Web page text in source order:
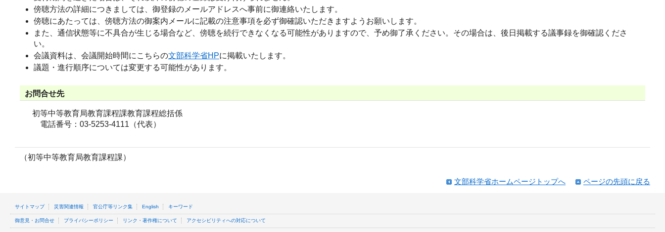
傍聴方法の詳細につきましては、御登録のメールアドレスへ事前に御連絡いたします。
傍聴にあたっては、傍聴方法の御案内メールに記載の注意事項を必ず御確認いただきますようお願いします。
また、通信状態等に不具合が生じる場合など、傍聴を続行できなくなる可能性がありますので、予め御了承ください。その場合は、後日掲載する議事録を御確認くださ
い。
会議資料は、会議開始時間にこちらの文部科学省HPに掲載いたします。
議題・進行順序については変更する可能性があります。
お問合せ先
初等中等教育局教育課程課教育課程総括係
電話番号：03-5253-4111（代表）
（初等中等教育局教育課程課）
ページの先頭に戻る
文部科学省ホームページトップへ
サイトマップ 災害関連情報 官公庁等リンク集 English キーワード
御意見・お問合せ プライバシーポリシー リンク・著作権について アクセシビリティへの対応について